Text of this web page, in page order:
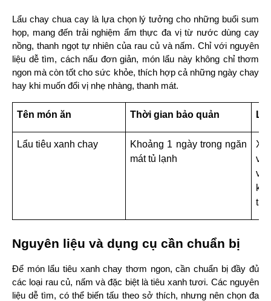
Lẩu chay chua cay là lựa chọn lý tưởng cho những buổi sum
họp, mang đến trải nghiệm ẩm thực đa vị từ nước dùng cay
nồng, thanh ngọt tự nhiên của rau củ và nấm. Chỉ với nguyên
liệu dễ tìm, cách nấu đơn giản, món lẩu này không chỉ thơm
ngon mà còn tốt cho sức khỏe, thích hợp cả những ngày chay
hay khi muốn đổi vị nhẹ nhàng, thanh mát.
Tên món ăn Thời gian bảo quản
Lẩu tiêu xanh chay
Khoảng 1 ngày trong ngăn
mát tủ lạnh
và
vị
tay
Nguyên liệu và dụng cụ cần chuẩn bị
Để món lẩu tiêu xanh chay thơm ngon, cần chuẩn bị đầy đủ
các loại rau củ, nấm và đặc biệt là tiêu xanh tươi. Các nguyên
liệu dễ tìm, có thể biến tấu theo sở thích, nhưng nên chọn đa